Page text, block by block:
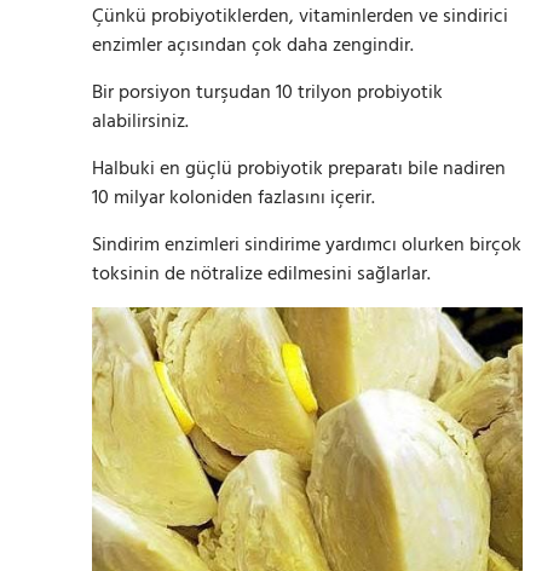
Çünkü probiyotiklerden, vitaminlerden ve sindirici
enzimler açısından çok daha zengindir.
Bir porsiyon turşudan 10 trilyon probiyotik
alabilirsiniz.
Halbuki en güçlü probiyotik preparatı bile nadiren
10 milyar koloniden fazlasını içerir.
Sindirim enzimleri sindirime yardımcı olurken birçok
toksinin de nötralize edilmesini sağlarlar.